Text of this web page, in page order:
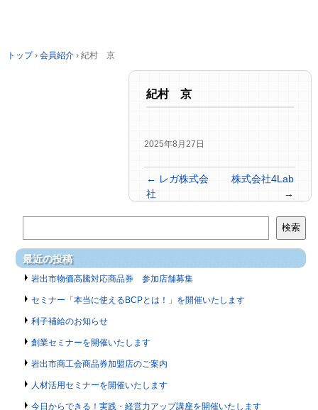
トップ › 会員紹介 › 紀村 京
紀村 京
2025年8月27日
← レガ株式会
社
株式会社4Lab
→
検索
最近の投稿
岩出市物価高騰対応商品券 参加店舗募集
セミナー「本当に使えるBCPとは！」を開催いたします
利子補給のお知らせ
創業セミナーを開催いたします
岩出市商工会商品券加盟店のご案内
人材活用セミナーを開催いたします
今日からできる！実践・経営力アップ講座を開催いたします